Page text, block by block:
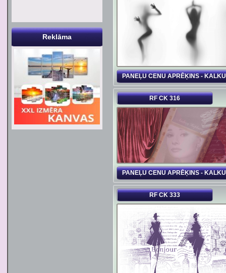
PANEĻU CENU APRĒĶINS -
RF CK 316
PANEĻU CENU APRĒĶINS -
RF CK 333
Reklāma